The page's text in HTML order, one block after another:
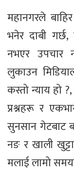
महानगरले
भनेर दाबी
नभएर उपचार
लुकाउन
कस्तो न्याय हो
प्रश्नहरू र
सुनसान गेटबाट
नङ र खाली
मलाई लामो